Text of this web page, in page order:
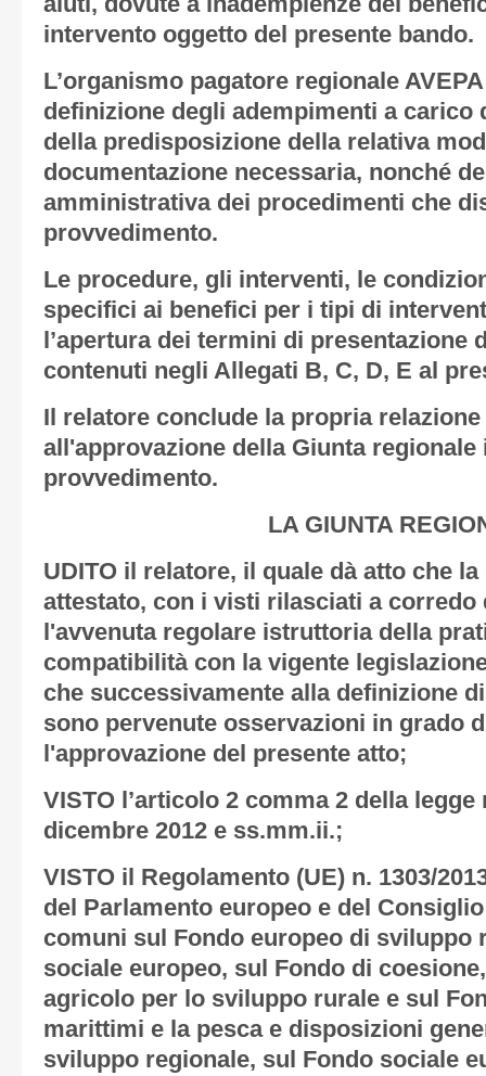
intervento oggetto del presente bando.
L’organismo pagatore regionale
definizione degli adempimenti a carico
della predisposizione della relativa
documentazione necessaria, nonché
amministrativa dei procedimenti che
provvedimento.
Le procedure, gli interventi, le
specifici ai benefici per i tipi di
l’apertura dei termini di presentazione
contenuti negli Allegati B, C, D, E al
Il relatore conclude la propria
all'approvazione della Giunta regionale
provvedimento.
LA GIUNTA
UDITO il relatore, il quale dà atto che
attestato, con i visti rilasciati a corredo
l'avvenuta regolare istruttoria della
compatibilità con la vigente
che successivamente alla definizione
sono pervenute osservazioni in grado
l'approvazione del presente atto;
VISTO l’articolo 2 comma 2 della legge
dicembre 2012 e ss.mm.ii.;
VISTO il Regolamento (UE) n. 1303/
del Parlamento europeo e del
comuni sul Fondo europeo di sviluppo
sociale europeo, sul Fondo di
agricolo per lo sviluppo rurale e sul
marittimi e la pesca e disposizioni
sviluppo regionale, sul Fondo sociale